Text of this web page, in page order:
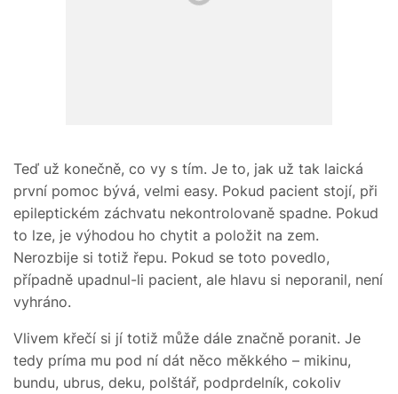
Teď už konečně, co vy s tím. Je to, jak už tak laická
první pomoc bývá, velmi easy. Pokud pacient stojí, při
epileptickém záchvatu nekontrolovaně spadne. Pokud
to lze, je výhodou ho chytit a položit na zem.
Nerozbije si totiž řepu. Pokud se toto povedlo,
případně upadnul-li pacient, ale hlavu si neporanil, není
vyhráno.
Vlivem křečí si jí totiž může dále značně poranit. Je
tedy príma mu pod ní dát něco měkkého – mikinu,
bundu, ubrus, deku, polštář, podprdelník, cokoliv